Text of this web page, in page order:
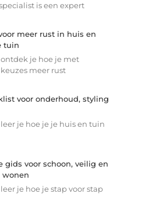
is een expert
meer rust in huis en
tuin
je hoe je met
meer rust
voor onderhoud, styling
je hoe je je huis en tuin
gids voor schoon, veilig en
wonen
je hoe je stap voor stap